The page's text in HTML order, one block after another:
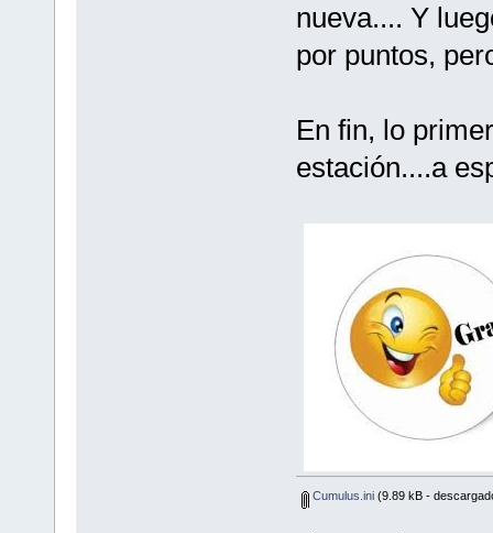
nueva.... Y
por puntos,
En fin, lo
estación....a
Cumulus.ini(9.89 kB -